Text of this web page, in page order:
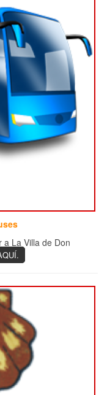
a La Villa de Don